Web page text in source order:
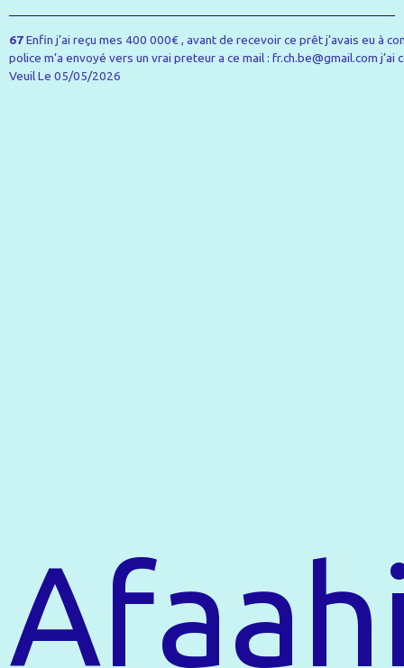
67Enfin j’ai reçu mes 400 000€ , avant de recevoir ce prêt j’avais eu à
police m’a envoyé vers un vrai preteur a ce mail : fr.ch.be@gmail.com
VeuilLe 05/05/2026